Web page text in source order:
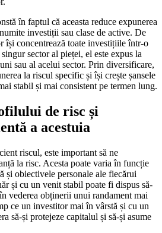
în faptul că aceasta reduce expunerea
investiții sau clase de active. De
își concentrează toate investițiile într-o
sector al pieței, el este expus la
sau al acelui sector. Prin diversificare,
la riscul specific și își crește șansele
stabil și mai consistent pe termen lung.
de risc și
a acestuia
riscul, este important să ne
la risc. Acesta poate varia în funcție
și obiectivele personale ale fiecărui
și cu un venit stabil poate fi dispus să-
vederea obținerii unui randament mai
ce un investitor mai în vârstă și cu un
să-și protejeze capitalul și să-și asume